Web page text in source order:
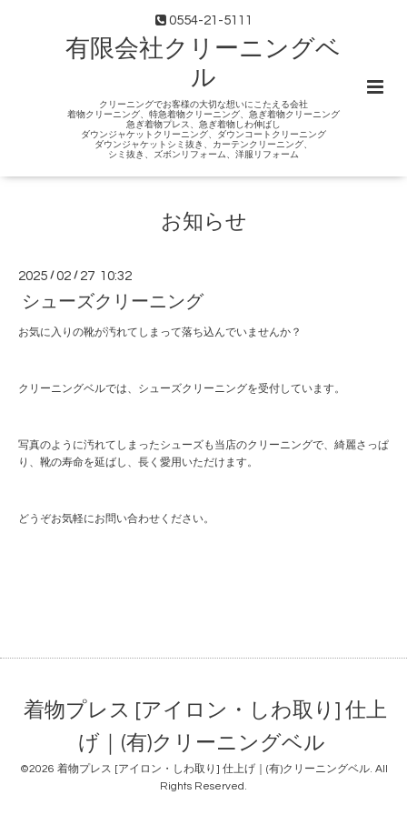
0554-21-5111
有限会社クリーニングベ
ル
クリーニングでお客様の大切な想いにこたえる会社
着物クリーニング、特急着物クリーニング、急ぎ着物クリーニング
急ぎ着物プレス、急ぎ着物しわ伸ばし
ダウンジャケットクリーニング、ダウンコートクリーニング
ダウンジャケットシミ抜き、カーテンクリーニング、
シミ抜き、ズボンリフォーム、洋服リフォーム
お知らせ
2025 /02 / 27 10:32
シューズクリーニング
お気に入りの靴が汚れてしまって落ち込んでいませんか？
クリーニングベルでは、シューズクリーニングを受付しています。
写真のように汚れてしまったシューズも当店のクリーニングで、綺麗さっぱ
り、靴の寿命を延ばし、長く愛用いただけます。
どうぞお気軽にお問い合わせください。
着物プレス [アイロン・しわ取り] 仕上
げ｜(有)クリーニングベル
©2026 着物プレス [アイロン・しわ取り] 仕上げ｜(有)クリーニングベル. All
Rights Reserved.